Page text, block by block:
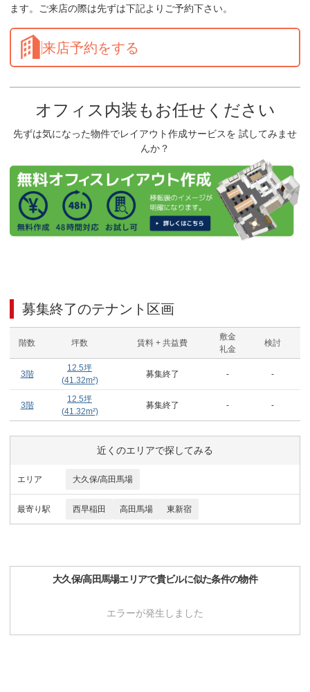
ます。ご来店の際は先ずは下記よりご予約下さい。
来店予約をする
オフィス内装もお任せください
先ずは気になった物件でレイアウト作成サービスを 試してみませ
んか？
募集終了のテナント区画
階数 坪数 賃料 + 共益費
敷金
礼金
検討
3階
12.5坪
(41.32m²)
募集終了 - -
3階
12.5坪
(41.32m²)
募集終了 - -
近くのエリアで探してみる
エリア 大久保/高田馬場
最寄り駅 西早稲田 高田馬場 東新宿
大久保/高田馬場エリアで貴ビルに似た条件の物件
エラーが発生しました